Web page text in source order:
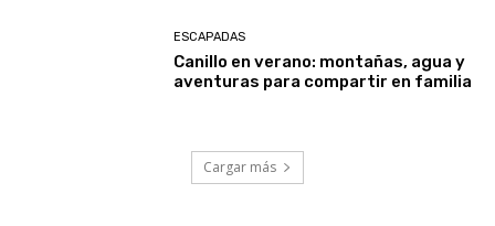
ESCAPADAS
Canillo en verano: montañas, agua y
aventuras para compartir en familia
Cargar más